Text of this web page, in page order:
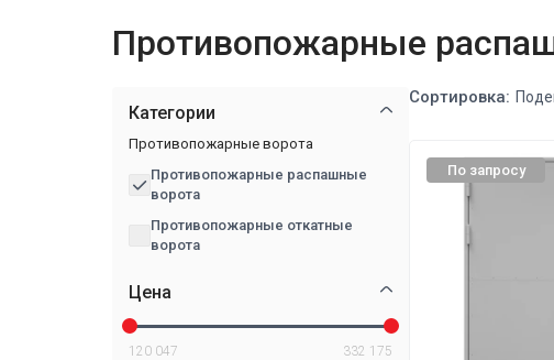
Противопожарные
Категории
Противопожарные ворота
Противопожарные распашные
ворота
Противопожарные откатные
ворота
Цена
120 047 332 175
Сортировка:
По запросу